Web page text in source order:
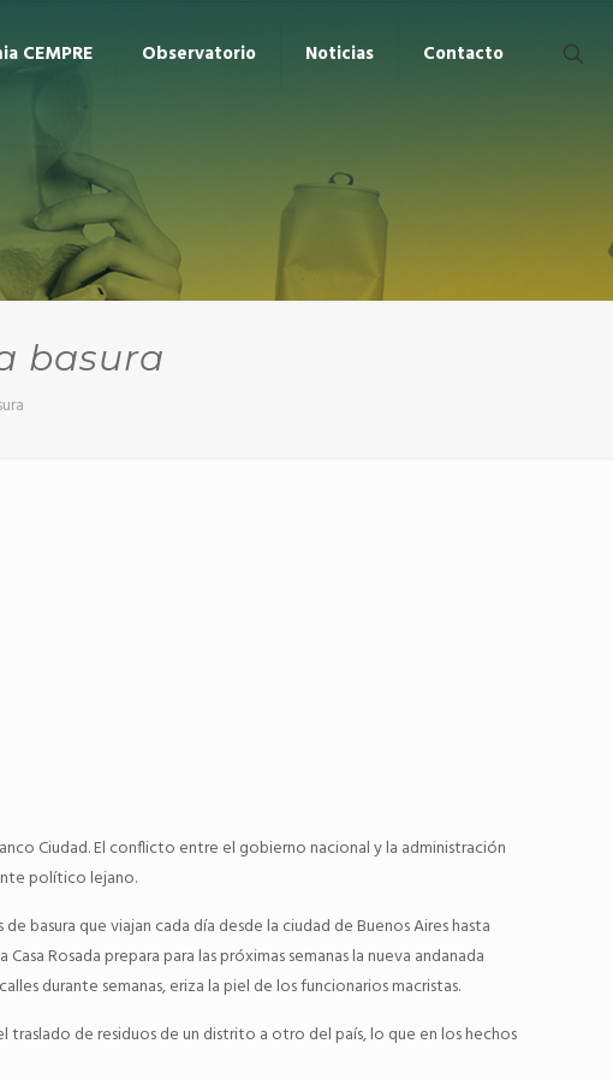
CEMPRE Observatorio Noticias Contacto
basura
Ciudad. El conflicto entre el gobierno nacional y la administración
político lejano.
basura que viajan cada día desde la ciudad de Buenos Aires hasta
Rosada prepara para las próximas semanas la nueva andanada
durante semanas, eriza la piel de los funcionarios macristas.
de residuos de un distrito a otro del país, lo que en los hechos